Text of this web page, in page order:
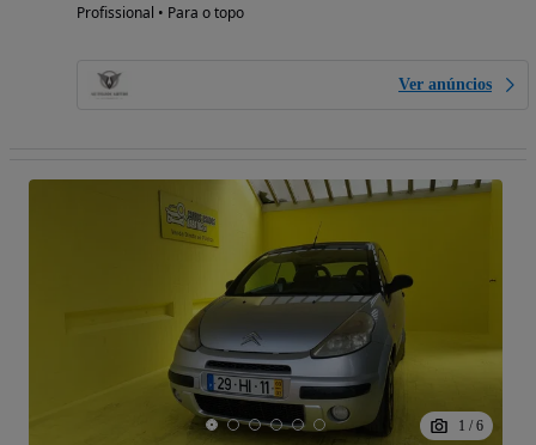
Profissional • Para o topo
Ver anúncios
1 / 6